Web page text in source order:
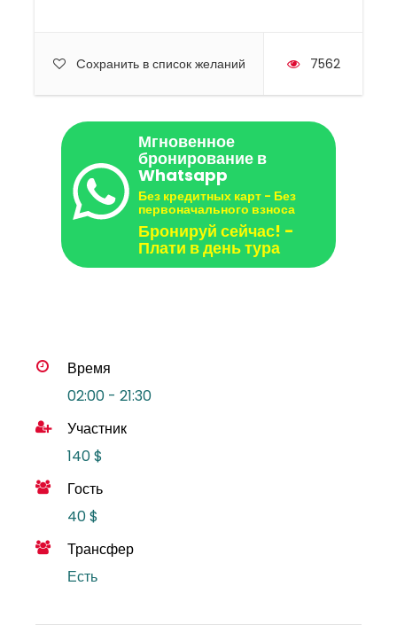
Cохранить в список желаний 7562
Мгновенное
бронирование в
Whatsapp
Без кредитных карт - Без
первоначального взноса
Бронируй сейчас! -
Плати в день тура
Время
02:00 - 21:30
Участник
140 $
Гость
40 $
Трансфер
Есть